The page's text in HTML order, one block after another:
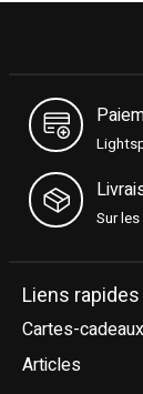
Sur
Liens rapides
Cartes-cadeaux
Articles